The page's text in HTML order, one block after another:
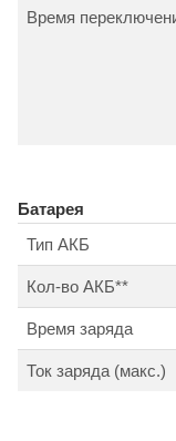
Время
Батарея
Тип АКБ
Кол-во АКБ**
Время заряда
Ток заряда (макс.)